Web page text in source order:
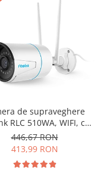
de supraveghere
RLC 510WA, WIFI, cu
artificiala,
Persoana/Vehicul,
de 5MP, senzor de
miscare
446,67 RON
413,99 RON